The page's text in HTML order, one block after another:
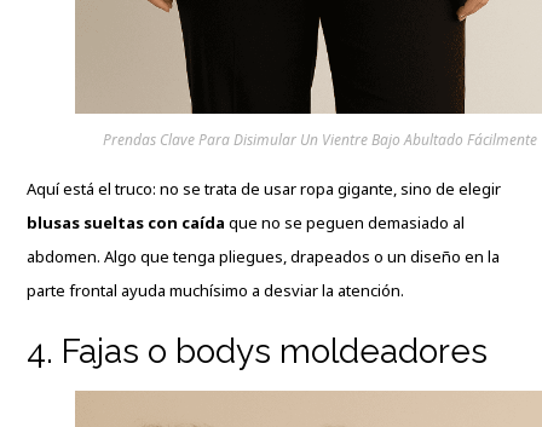
Prendas Clave Para Disimular Un Vientre Bajo Abultado Fácilmente
Aquí está el truco: no se trata de usar ropa gigante, sino de elegir
blusas sueltas con caída que no se peguen demasiado al
abdomen. Algo que tenga pliegues, drapeados o un diseño en la
parte frontal ayuda muchísimo a desviar la atención.
4. Fajas o bodys moldeadores